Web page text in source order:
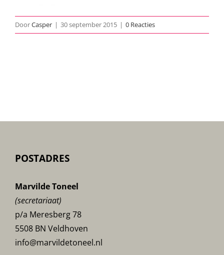
DoorCasper | 30 september 2015 | 0 Reacties
POSTADRES
Marvilde Toneel
(secretariaat)
p/a Meresberg 78
5508 BN Veldhoven
info@marvildetoneel.nl